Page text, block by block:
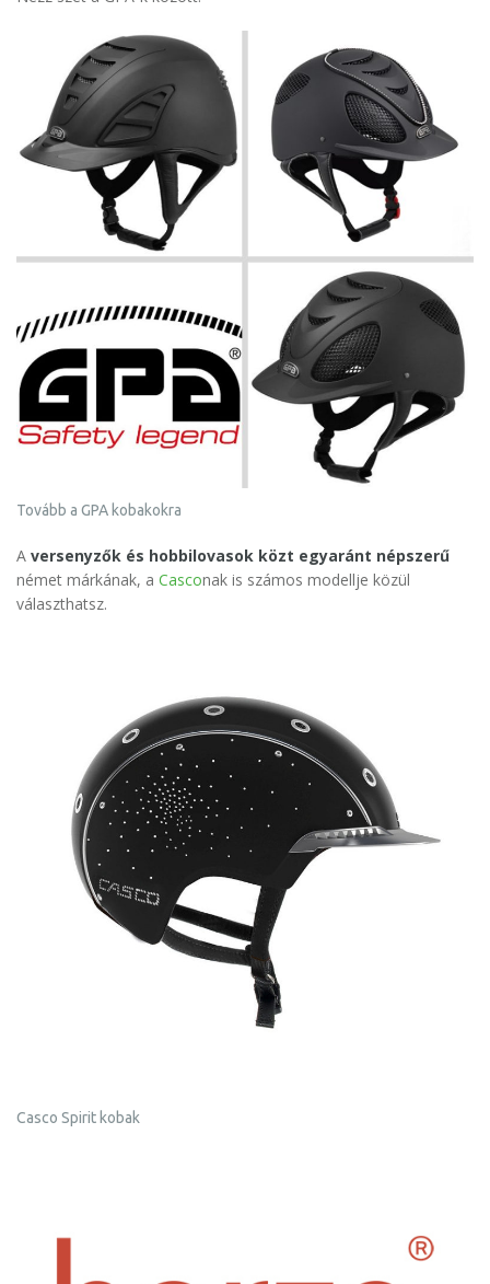
Tovább a GPA kobakokra
A versenyzők és hobbilovasok közt egyaránt népszerű
német márkának, a Casconak is számos modellje közül
választhatsz.
Casco Spirit kobak